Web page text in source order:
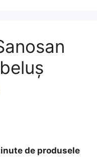
de produsele